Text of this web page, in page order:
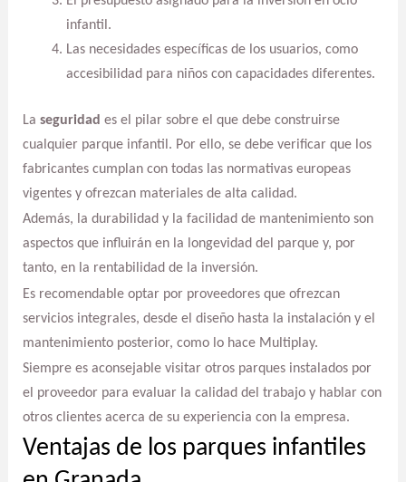
infantil.
Las necesidades específicas de los usuarios, como
accesibilidad para niños con capacidades diferentes.
La seguridad es el pilar sobre el que debe construirse
cualquier parque infantil. Por ello, se debe verificar que los
fabricantes cumplan con todas las normativas europeas
vigentes y ofrezcan materiales de alta calidad.
Además, la durabilidad y la facilidad de mantenimiento son
aspectos que influirán en la longevidad del parque y, por
tanto, en la rentabilidad de la inversión.
Es recomendable optar por proveedores que ofrezcan
servicios integrales, desde el diseño hasta la instalación y el
mantenimiento posterior, como lo hace Multiplay.
Siempre es aconsejable visitar otros parques instalados por
el proveedor para evaluar la calidad del trabajo y hablar con
otros clientes acerca de su experiencia con la empresa.
Ventajas de los parques infantiles